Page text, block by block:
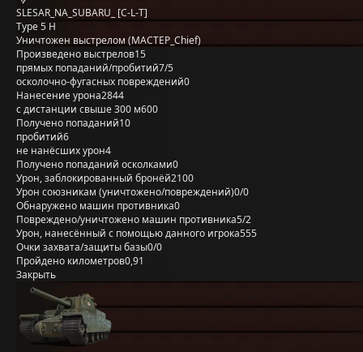
SLESAR_NA_SUBARU_ [C-L-T]
Type 5 H
Уничтожен выстрелом (MACTEP_Chief)
Произведено выстрелов15
прямых попаданий/пробитий7/5
осколочно-фугасных повреждений0
Нанесение урона2844
с дистанции свыше 300 м600
Получено попаданий10
пробитий6
не нанёсших урон4
Получено попаданий осколками0
Урон, заблокированный бронёй2100
Урон союзникам (уничтожено/повреждений)0/0
Обнаружено машин противника0
Повреждено/уничтожено машин противника5/2
Урон, нанесённый с помощью данного игрока555
Очки захвата/защиты базы0/0
Пройдено километров0,91
Закрыть